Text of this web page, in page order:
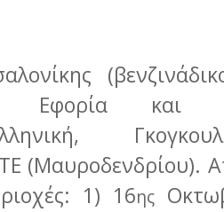
Εφορία και
(Μαυροδενδρίου).
1) 16ης